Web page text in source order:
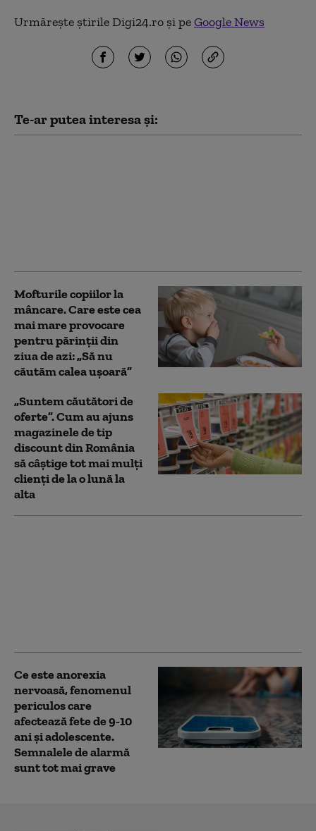
Urmărește știrile Digi24.ro și peGoogle News
Te-ar putea interesa și:
Mofturile copiilor la
mâncare. Care este cea
mai mare provocare
pentru părinții din
ziua de azi: „Să nu
căutăm calea ușoară”
„Suntem căutători de
oferte”. Cum au ajuns
magazinele de tip
discount din România
să câștige tot mai mulți
clienți de la o lună la
alta
Ce este anorexia
nervoasă, fenomenul
periculos care
afectează fete de 9-10
ani și adolescente.
Semnalele de alarmă
sunt tot mai grave